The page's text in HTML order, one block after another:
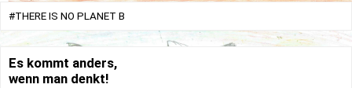
#THERE IS NO PLANET B
Es kommt anders,
wenn man denkt!